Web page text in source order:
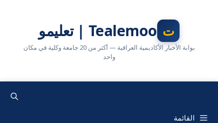
Tealemoo | تعليمو
بوابة الأخبار الأكاديمية العراقية — أكثر من 20 جامعة وكلية في مكان
واحد
القائمة